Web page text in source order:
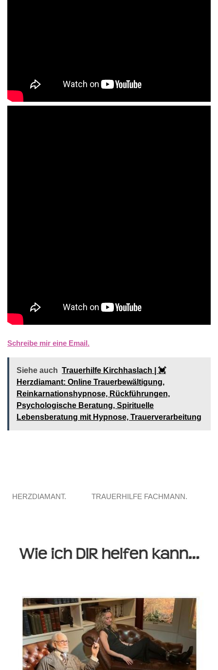
Schreibe mir eine Email.
Siehe auch Trauerhilfe Kirchhaslach | 💓️️
Herzdiamant: Online Trauerbewältigung,
Reinkarnationshypnose, Rückführungen,
Psychologische Beratung, Spirituelle
Lebensberatung mit Hypnose, Trauerverarbeitung
HERZDIAMANT. TRAUERHILFE FACHMANN.